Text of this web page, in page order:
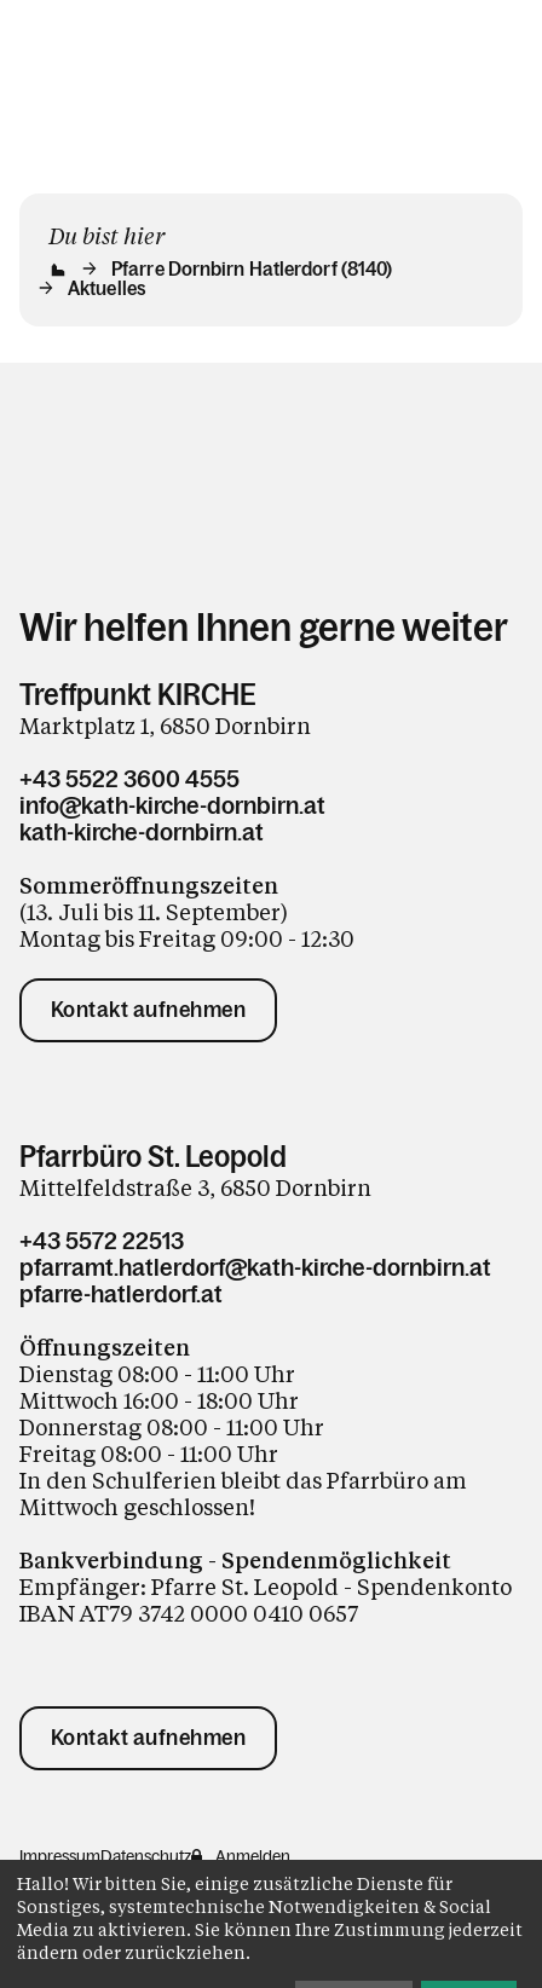
Du bist hier
Pfarre Dornbirn Hatlerdorf (8140)
Aktuelles
Wir helfen Ihnen gerne weiter
Treffpunkt KIRCHE
Marktplatz 1, 6850 Dornbirn
+43 5522 3600 4555
info@kath-kirche-dornbirn.at
kath-kirche-dornbirn.at
Sommeröffnungszeiten
(13. Juli bis 11. September)
Montag bis Freitag 09:00 - 12:30
Kontakt aufnehmen
Pfarrbüro St. Leopold
Mittelfeldstraße 3, 6850 Dornbirn
+43 5572 22513
pfarramt.hatlerdorf@kath-kirche-dornbirn.at
pfarre-hatlerdorf.at
Öffnungszeiten
Dienstag 08:00 - 11:00 Uhr
Mittwoch 16:00 - 18:00 Uhr
Donnerstag 08:00 - 11:00 Uhr
Freitag 08:00 - 11:00 Uhr
In den Schulferien bleibt das Pfarrbüro am
Mittwoch geschlossen!
Bankverbindung - Spendenmöglichkeit
Empfänger: Pfarre St. Leopold - Spendenkonto
IBAN AT79 3742 0000 0410 0657
Kontakt aufnehmen
ImpressumDatenschutz Anmelden
Hallo! Wir bitten Sie, einige zusätzliche Dienste für
Sonstiges, systemtechnische Notwendigkeiten & Social
Media zu aktivieren. Sie können Ihre Zustimmung jederzeit
ändern oder zurückziehen.